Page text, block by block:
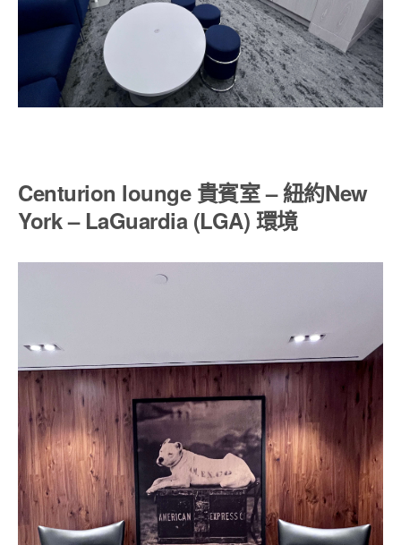
Centurion lounge 貴賓室 – 紐約New
York – LaGuardia (LGA) 環境